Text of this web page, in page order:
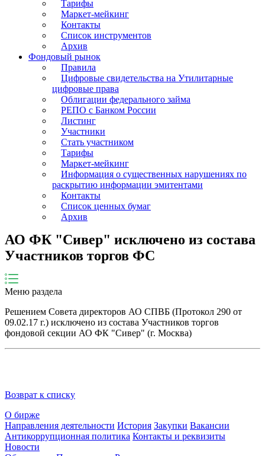
Тарифы
Маркет-мейкинг
Контакты
Список инструментов
Архив
Фондовый рынок
Правила
Цифровые свидетельства на Утилитарные
цифровые права
Облигации федерального займа
РЕПО с Банком России
Листинг
Участники
Стать участником
Тарифы
Маркет-мейкинг
Информация о существенных нарушениях по
раскрытию информации эмитентами
Контакты
Список ценных бумаг
Архив
АО ФК "Сивер" исключено из состава
Участников торгов ФС
Меню раздела
Решением Совета директоров АО СПВБ (Протокол 290 от
09.02.17 г.) исключено из состава Участников торгов
фондовой секции АО ФК "Сивер" (г. Москва)
Возврат к списку
О бирже
Направления деятельности История Закупки Вакансии
Антикоррупционная политика Контакты и реквизиты
Новости